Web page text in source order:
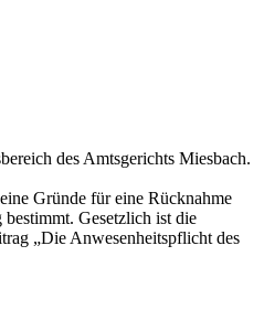
des Amtsgerichts Miesbach.
Gründe für eine Rücknahme
Gesetzlich ist die
„Die Anwesenheitspflicht des